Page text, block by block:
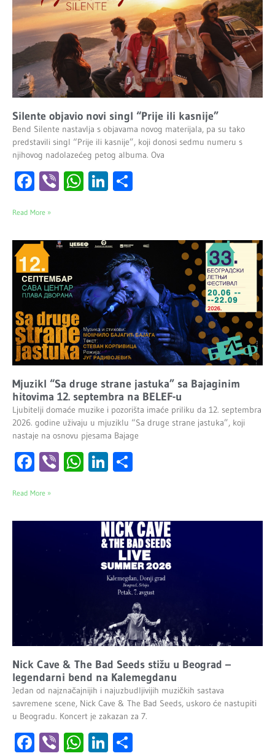
Silente objavio novi singl “Prije ili kasnije”
Bend Silente nastavlja s objavama novog materijala, pa su tako
predstavili singl “Prije ili kasnije”, koji donosi sedmu numeru s
njihovog nadolazećeg petog albuma. Ova
Facebook
ViberWhatsApp
LinkedIn
Read More »
Mjuzikl “Sa druge strane jastuka” sa Bajaginim
hitovima 12. septembra na BELEF-u
Ljubitelji domaće muzike i pozorišta imaće priliku da 12. septembra
2026. godine uživaju u mjuziklu “Sa druge strane jastuka”, koji
nastaje na osnovu pjesama Bajage
Facebook
ViberWhatsApp
LinkedIn
Read More »
Nick Cave & The Bad Seeds stižu u Beograd –
legendarni bend na Kalemegdanu
Jedan od najznačajnijih i najuzbudljivijih muzičkih sastava
savremene scene, Nick Cave & The Bad Seeds, uskoro će nastupiti
u Beogradu. Koncert je zakazan za 7.
Facebook
ViberWhatsApp
LinkedIn